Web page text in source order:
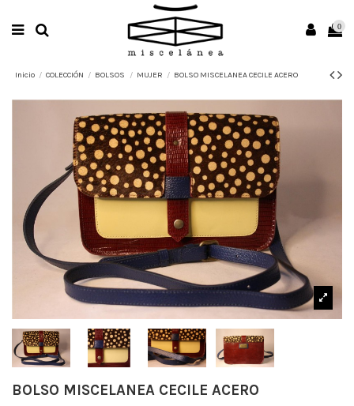
0
Inicio COLECCIÓN BOLSOS MUJER BOLSO MISCELANEA CECILE ACERO
BOLSO MISCELANEA CECILE ACERO